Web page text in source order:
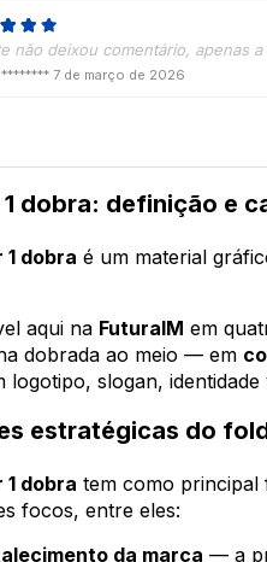
não deixou comentário, apenas a
7 de março de 2026
1 dobra: definição e
dobra é um material
aqui na FuturaIM em
dobrada ao meio — em
logotipo, slogan,
estratégicas do
dobra tem como principal
focos, entre eles:
da marca — a